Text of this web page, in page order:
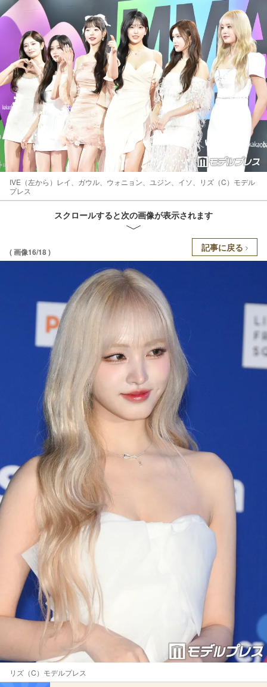
IVE（左から）レイ、ガウル、ウォニョン、ユジン、イソ、リズ（C）モデル
プレス
スクロールすると次の画像が表示されます
( 画像16/18 ) 記事に戻る
リズ（C）モデルプレス